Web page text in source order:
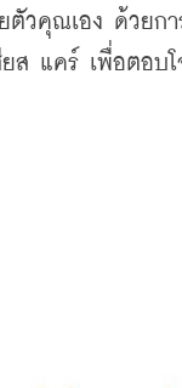
ตัวคุณเอง ด้วย
แคร์ เพื่อตอบ